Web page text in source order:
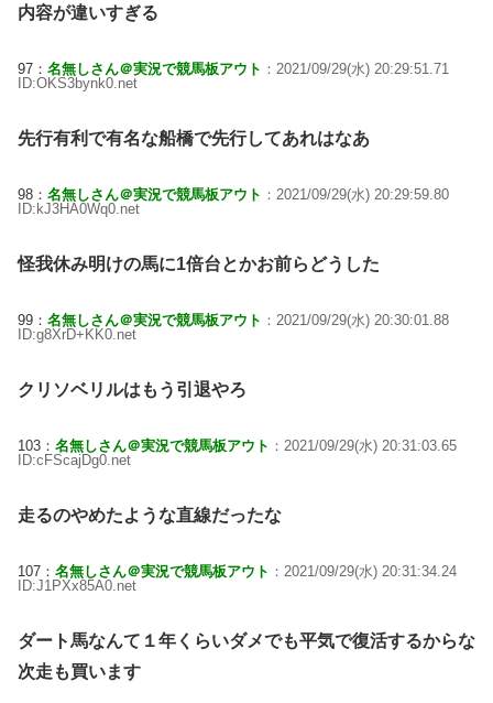
内容が違いすぎる
97： 名無しさん＠実況で競馬板アウト ：2021/09/29(水) 20:29:51.71
ID:OKS3bynk0.net
先行有利で有名な船橋で先行してあれはなあ
98： 名無しさん＠実況で競馬板アウト ：2021/09/29(水) 20:29:59.80
ID:kJ3HA0Wq0.net
怪我休み明けの馬に1倍台とかお前らどうした
99： 名無しさん＠実況で競馬板アウト ：2021/09/29(水) 20:30:01.88
ID:g8XrD+KK0.net
クリソベリルはもう引退やろ
103： 名無しさん＠実況で競馬板アウト ：2021/09/29(水) 20:31:03.65
ID:cFScajDg0.net
走るのやめたような直線だったな
107： 名無しさん＠実況で競馬板アウト ：2021/09/29(水) 20:31:34.24
ID:J1PXx85A0.net
ダート馬なんて１年くらいダメでも平気で復活するからな
次走も買います